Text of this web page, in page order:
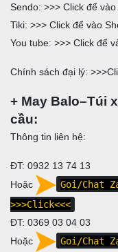
Sendo: >>> Click để vào
Tiki: >>> Click để vào
You tube: >>> Click để
Chính sách đại lý: >>>
+ May Balo–Túi
cầu:
Thông tin liên hệ:
ĐT: 0932 13 74 13
Hoặc
Goi/Chat
>>>Click<<<
ĐT: 0369 03 04 03
Hoặc
Goi/Chat